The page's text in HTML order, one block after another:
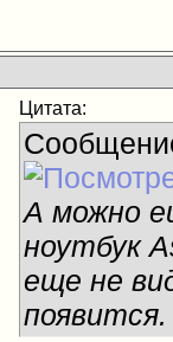
Цитата:
А можно
ноутбук
еще не
появится.